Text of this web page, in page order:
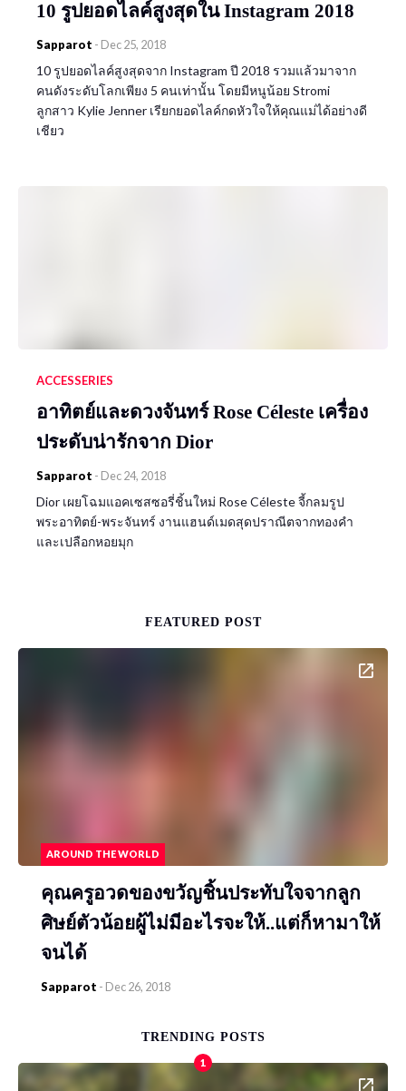
10 รูปยอดไลค์สูงสุดใน Instagram 2018
Sapparot - Dec 25, 2018
10 รูปยอดไลค์สูงสุดจาก Instagram ปี 2018 รวมแล้วมาจาก
คนดังระดับโลกเพียง 5 คนเท่านั้น โดยมีหนูน้อย Stromi
ลูกสาว Kylie Jenner เรียกยอดไลค์กดหัวใจให้คุณแม่ได้อย่างดี
เชียว
ACCESSERIES
อาทิตย์และดวงจันทร์ Rose Céleste เครื่อง
ประดับน่ารักจาก Dior
Sapparot - Dec 24, 2018
Dior เผยโฉมแอคเซสซอรี่ชิ้นใหม่ Rose Céleste จี้กลมรูป
พระอาทิตย์-พระจันทร์ งานแฮนด์เมดสุดปราณีตจากทองคำ
และเปลือกหอยมุก
FEATURED POST
AROUND THE WORLD
คุณครูอวดของขวัญชิ้นประทับใจจากลูก
ศิษย์ตัวน้อยผู้ไม่มีอะไรจะให้..แต่ก็หามาให้
จนได้
Sapparot - Dec 26, 2018
TRENDING POSTS
1